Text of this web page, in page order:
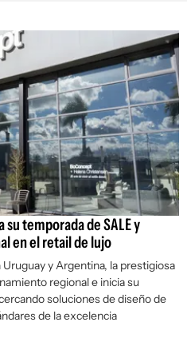
temporada de SALE y
en el retail de lujo
y Argentina, la prestigiosa
regional e inicia su
soluciones de diseño de
de la excelencia